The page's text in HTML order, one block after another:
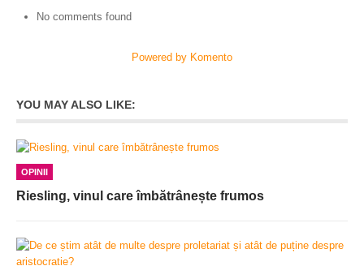
No comments found
Powered by Komento
YOU MAY ALSO LIKE:
OPINII
Riesling, vinul care îmbătrânește frumos